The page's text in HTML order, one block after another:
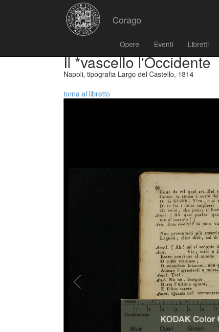
Corago
Opere Eventi Libretti
Il *vascello l'Occidente
Napoli, tipografia Largo del Castello, 1814
torna al libretto